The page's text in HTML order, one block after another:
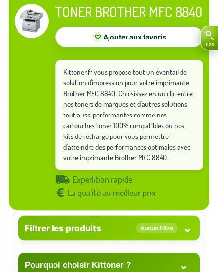
TONER BROTHER MFC 8840
♡ Ajouter aux favoris
Kittoner.fr vous propose tout un éventail de
solution d'impression pour votre imprimante
Brother MFC 8840. Choisissez en un clic entre
nos toners de marques et d'autres solutions
tout aussi performantes comme nos
cartouches toner 100% compatibles ou nos
kits de recharge pour vous permettre
d'atteindre des performances optimales avec
votre imprimante Brother MFC 8840.
Expédition rapide
La qualité au meilleur prix
Filtrer les produits Aucun filtre ⌄
Pourquoi choisir Kittoner ? ⌄